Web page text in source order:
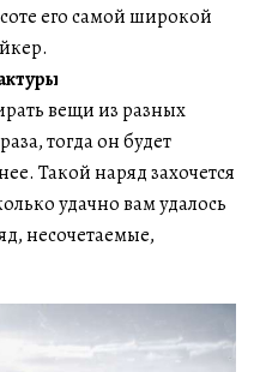
его самой широкой
вещи из разных
тогда он будет
Такой наряд захочется
удачно вам удалось
несочетаемые,